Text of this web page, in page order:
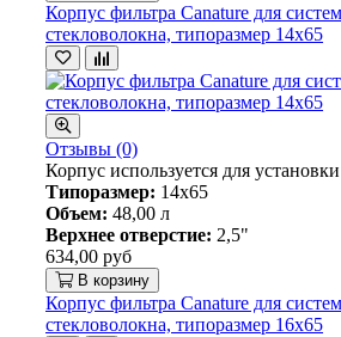
Корпус фильтра Canature для
стекловолокна, типоразмер 14х65
Отзывы (0)
Корпус используется для
Типоразмер: 14х65
Объем: 48,00 л
Верхнее отверстие: 2,5"
634,00 руб
В корзину
Корпус фильтра Canature для
стекловолокна, типоразмер 16х65